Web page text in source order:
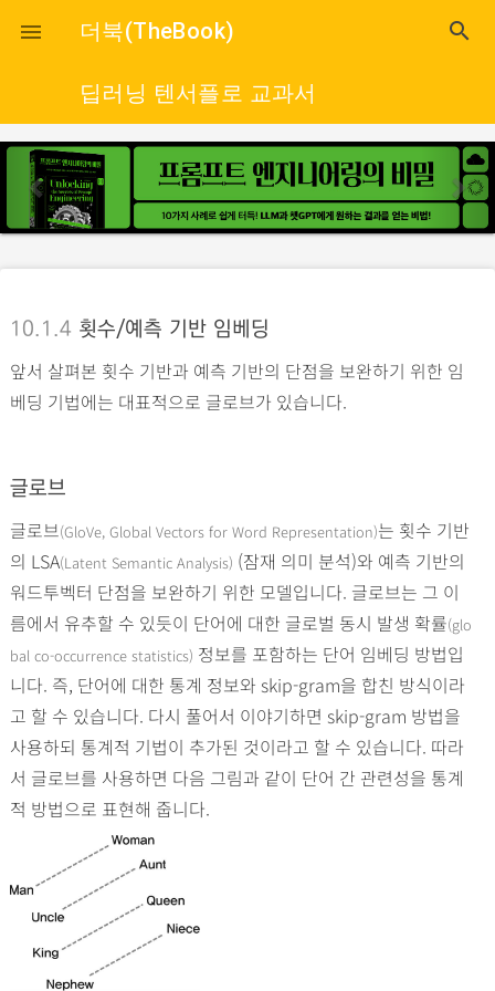
close
 더북(TheBook) search
딥러닝 텐서플로 교과서
p
r
e
u
s
n
e
x
10.1.4 횟수/예측 기반 임베딩
앞서 살펴본 횟수 기반과 예측 기반의 단점을 보완하기 위한 임
베딩 기법에는 대표적으로 글로브가 있습니다.
글로브
글로브(GloVe, Global Vectors for Word Representation)는 횟수 기반
의 LSA(Latent Semantic Analysis) (잠재 의미 분석)와 예측 기반의
워드투벡터 단점을 보완하기 위한 모델입니다. 글로브는 그 이
름에서 유추할 수 있듯이 단어에 대한 글로벌 동시 발생 확률(glo
bal co-occurrence statistics) 정보를 포함하는 단어 임베딩 방법입
니다. 즉, 단어에 대한 통계 정보와 skip-gram을 합친 방식이라
고 할 수 있습니다. 다시 풀어서 이야기하면 skip-gram 방법을
사용하되 통계적 기법이 추가된 것이라고 할 수 있습니다. 따라
서 글로브를 사용하면 다음 그림과 같이 단어 간 관련성을 통계
적 방법으로 표현해 줍니다.